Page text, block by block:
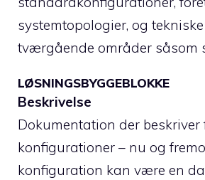
systemtopologier, og
tværgående områder såsom
LØSNINGSBYGGEBLOKKE
Beskrivelse
Dokumentation der beskriver
konfigurationer – nu og
konfiguration kan være en